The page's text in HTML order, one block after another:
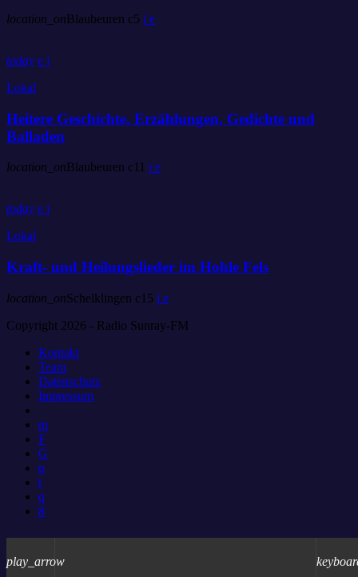
play_arrow
location_onBlaubeuren 5
today
Lokal
Heitere Geschichte, Erzählungen, Gedichte und
Balladen
location_on Blaubeuren 11
today
Lokal
Kraft- und Heilungslieder im Hohle Fels
location_onSchelklingen
15
Copyright 2026 - Radio Sunray-FM
Kontakt
Team
Datenschutz
Impressum